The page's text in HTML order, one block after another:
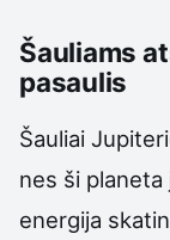
Šauliams
pasaulis
Šauliai
nes ši
energija